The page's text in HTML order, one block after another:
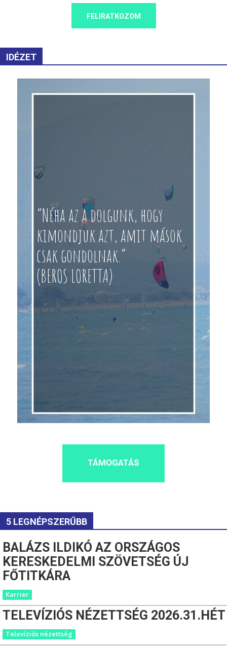
FELIRATKOZOM
IDÉZET
“Néha az a dolgunk, hogy
kimondjuk azt, amit mások
csak gondolnak.”
(BEROS LORETTA)
TÁMOGATÁS
5 LEGNÉPSZERŰBB
BALÁZS ILDIKÓ AZ ORSZÁGOS
KERESKEDELMI SZÖVETSÉG ÚJ
FŐTITKÁRA
Karrier
TELEVÍZIÓS NÉZETTSÉG 2026.31.HÉT
Televíziós nézettség